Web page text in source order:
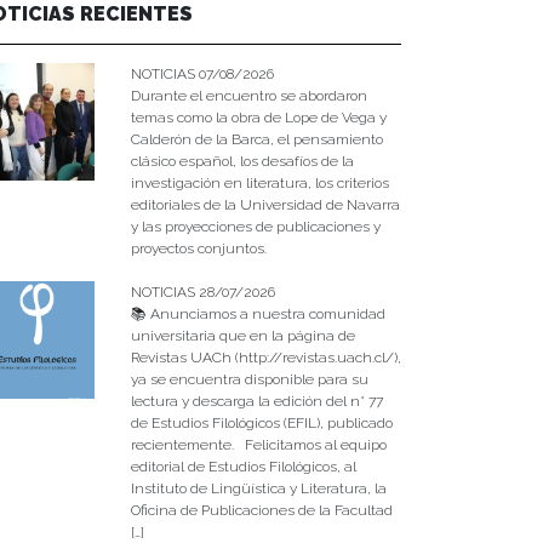
RECIENTES
NOTICIAS 07/08/2026
Durante el encuentro se abordaron
temas como la obra de Lope de Vega y
Calderón de la Barca, el pensamiento
clásico español, los desafíos de la
investigación en literatura, los criterios
editoriales de la Universidad de Navarra
y las proyecciones de publicaciones y
proyectos conjuntos.
NOTICIAS 28/07/2026
📚 Anunciamos a nuestra comunidad
universitaria que en la página de
Revistas UACh (http://revistas.uach.cl/),
ya se encuentra disponible para su
lectura y descarga la edición del n° 77
de Estudios Filológicos (EFIL), publicado
recientemente. Felicitamos al equipo
editorial de Estudios Filológicos, al
Instituto de Lingüística y Literatura, la
Oficina de Publicaciones de la Facultad
[…]